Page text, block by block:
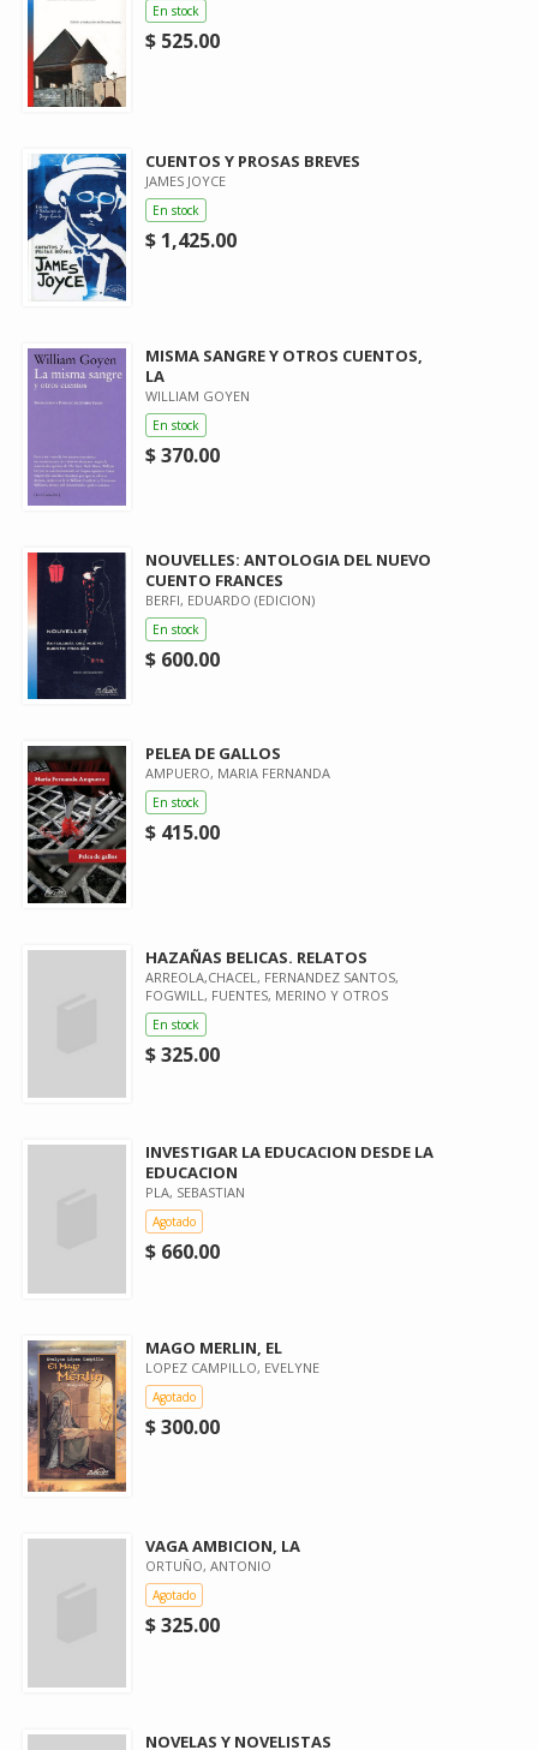
En stock
$ 525.00
CUENTOS Y PROSAS BREVES
JAMES JOYCE
En stock
$ 1,425.00
MISMA SANGRE Y OTROS CUENTOS,
LA
WILLIAM GOYEN
En stock
$ 370.00
NOUVELLES: ANTOLOGIA DEL NUEVO
CUENTO FRANCES
BERFI, EDUARDO (EDICION)
En stock
$ 600.00
PELEA DE GALLOS
AMPUERO, MARIA FERNANDA
En stock
$ 415.00
HAZAÑAS BELICAS. RELATOS
ARREOLA,CHACEL, FERNANDEZ SANTOS,
FOGWILL, FUENTES, MERINO Y OTROS
En stock
$ 325.00
INVESTIGAR LA EDUCACION DESDE LA
EDUCACION
PLA, SEBASTIAN
Agotado
$ 660.00
MAGO MERLIN, EL
LOPEZ CAMPILLO, EVELYNE
Agotado
$ 300.00
VAGA AMBICION, LA
ORTUÑO, ANTONIO
Agotado
$ 325.00
NOVELAS Y NOVELISTAS